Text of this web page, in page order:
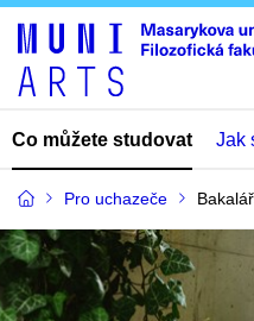
Co můžete studovat Jak
Pro uchazeče